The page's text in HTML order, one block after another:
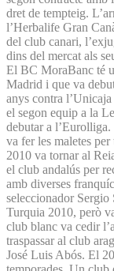
dret de tempteig.
l’Herbalife Gran
del club canari,
dins del mercat als
El BC MoraBanc té
Madrid i que va
anys contra
el segon equip a la
debutar a l’Eurolliga.
va fer les maletes
2010 va tornar al
el club andalús per
amb diverses
seleccionador
Turquia 2010, però
club blanc va cedir
traspassar al club
José Luis Abós. El